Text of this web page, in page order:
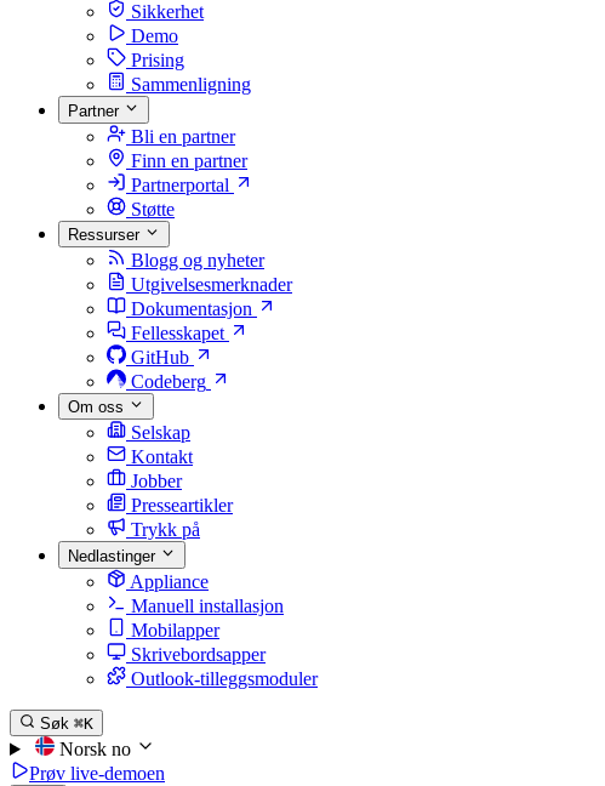
Sikkerhet
Demo
Prising
Sammenligning
Partner
Bli en partner
Finn en partner
Partnerportal
Støtte
Ressurser
Blogg og nyheter
Utgivelsesmerknader
Dokumentasjon
Fellesskapet
GitHub
Codeberg
Om oss
Selskap
Kontakt
Jobber
Presseartikler
Trykk på
Nedlastinger
Appliance
Manuell installasjon
Mobilapper
Skrivebordsapper
Outlook-tilleggsmoduler
Søk ⌘K
Norsk no
Prøv live-demoen